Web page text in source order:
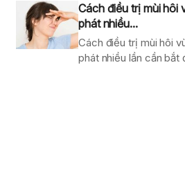
Cách điều trị mùi hôi
phát nhiều...
Cách điều trị mùi hôi
phát nhiều lần cần bắt